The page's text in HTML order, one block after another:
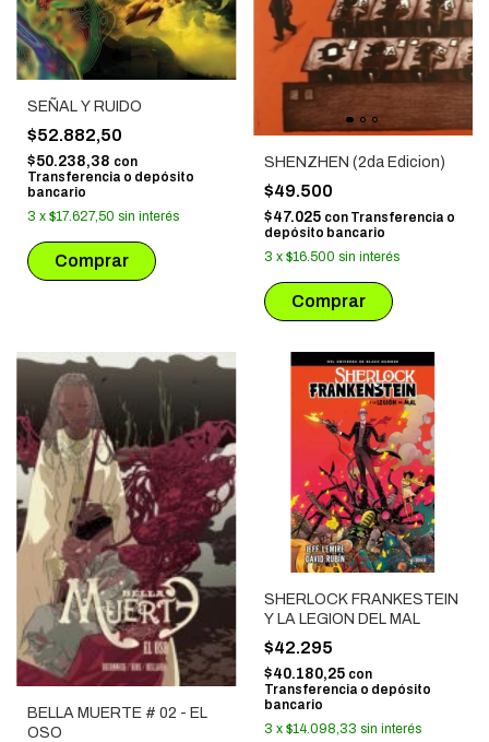
SEÑAL Y RUIDO
$52.882,50
$50.238,38 con
Transferencia o depósito
bancario
3 x $17.627,50 sin interés
SHENZHEN (2da Edicion)
$49.500
$47.025 con Transferencia o
depósito bancario
3 x $16.500 sin interés
BELLA MUERTE # 02 - EL
OSO
SHERLOCK FRANKESTEIN
Y LA LEGION DEL MAL
$42.295
$40.180,25 con
Transferencia o depósito
bancario
3 x $14.098,33 sin interés